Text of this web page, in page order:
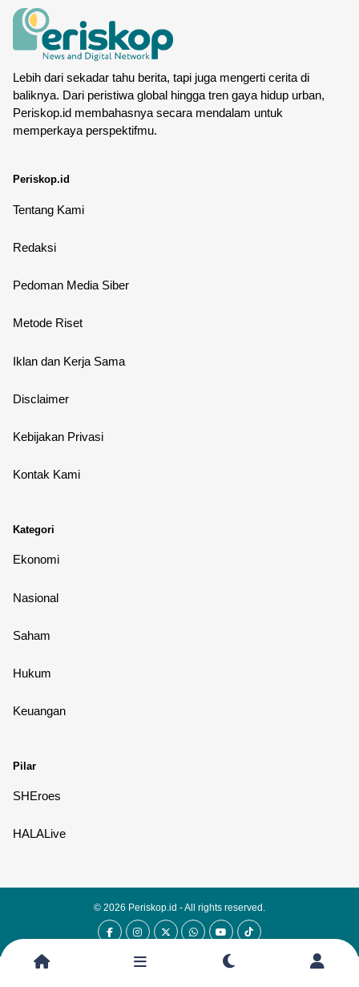
Lebih dari sekadar tahu berita, tapi juga mengerti cerita di
baliknya. Dari peristiwa global hingga tren gaya hidup urban,
Periskop.id membahasnya secara mendalam untuk
memperkaya perspektifmu.
Periskop.id
Tentang Kami
Redaksi
Pedoman Media Siber
Metode Riset
Iklan dan Kerja Sama
Disclaimer
Kebijakan Privasi
Kontak Kami
Kategori
Ekonomi
Nasional
Saham
Hukum
Keuangan
Pilar
SHEroes
HALALive
© 2026 Periskop.id - All rights reserved.